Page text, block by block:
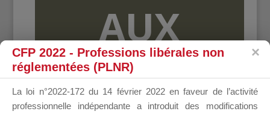
AUX
CFP 2022 - Professions libérales non
réglementées (PLNR)
La loi n°2022-172 du 14 février 2022 en faveur de l’activité
professionnelle indépendante a introduit des modifications